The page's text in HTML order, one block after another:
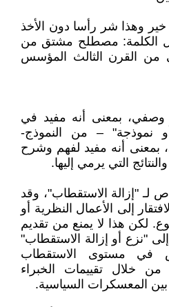
خير وهذا شر رأسا دون الأخذ
الكلمة: مصطلح مشتق من
القرن الثالث المؤسس
وصفي، بمعنى أنه مفيد في
نموذجة" – من النموذج-
بمعنى أنه مفيد لفهم وشرح
التي يرمي إليها.
لـ "إزالة الاستقطاب"، وقد
إلى الأعمال النظرية أو
لكن هذا لا يمنع من تقديم
"نزع أو إزالة الاستقطاب"
في مستوى الاستقطاب
خلال تقييمات الخبراء
بين المعسكرات السياسية.